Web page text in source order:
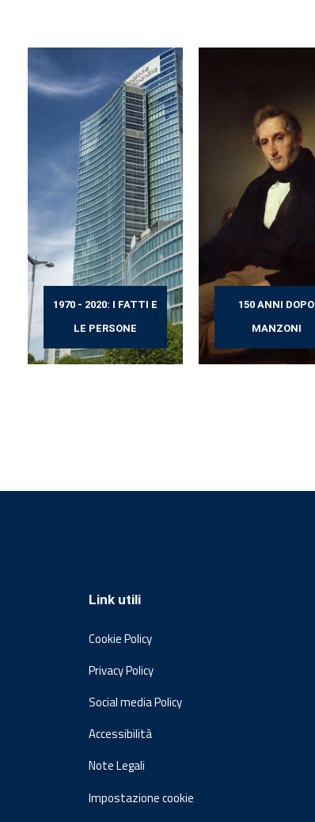
1970 - 2020: I FATTI E
LE PERSONE
150 ANNI DOPO
MANZONI
Link utili
Cookie Policy
Privacy Policy
Social media Policy
Accessibilità
Note Legali
Impostazione cookie